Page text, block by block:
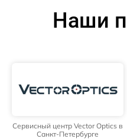
Наши
Сервисный центр Vector Optics в
Санкт-Петербурге